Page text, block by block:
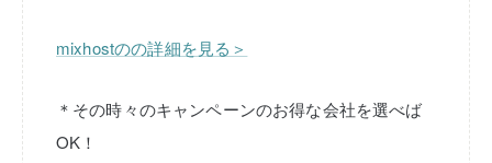
mixhostのの詳細を見る＞
＊その時々のキャンペーンのお得な会社を選べば
OK！